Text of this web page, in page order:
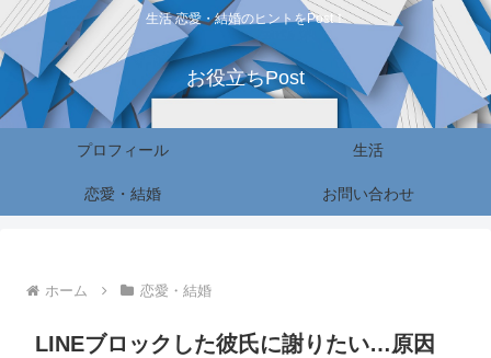
生活 恋愛・結婚のヒントをPost！
お役立ちPost
プロフィール 生活
恋愛・結婚 お問い合わせ
ホーム 恋愛・結婚
LINEブロックした彼氏に謝りたい…原因